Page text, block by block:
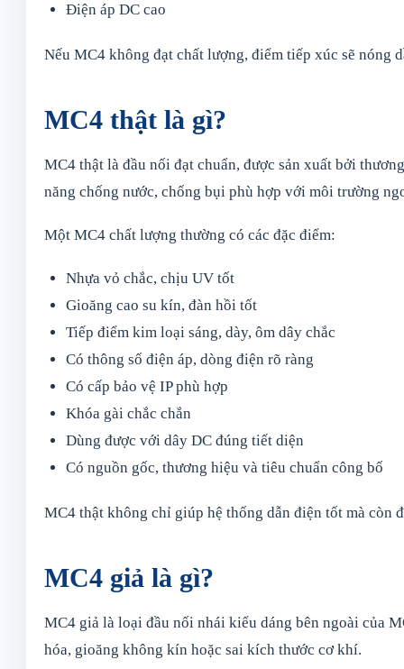
Điện áp DC cao
Nếu MC4 không đạt chất lượng, điểm tiếp xúc sẽ nóng
MC4 thật là gì?
MC4 thật là đầu nối đạt chuẩn, được sản xuất bởi
năng chống nước, chống bụi phù hợp với môi trường
Một MC4 chất lượng thường có các đặc điểm:
Nhựa vỏ chắc, chịu UV tốt
Gioăng cao su kín, đàn hồi tốt
Tiếp điểm kim loại sáng, dày, ôm dây chắc
Có thông số điện áp, dòng điện rõ ràng
Có cấp bảo vệ IP phù hợp
Khóa gài chắc chắn
Dùng được với dây DC đúng tiết diện
Có nguồn gốc, thương hiệu và tiêu chuẩn công bố
MC4 thật không chỉ giúp hệ thống dẫn điện tốt mà còn
MC4 giả là gì?
MC4 giả là loại đầu nối nhái kiểu dáng bên ngoài của
hóa, gioăng không kín hoặc sai kích thước cơ khí.